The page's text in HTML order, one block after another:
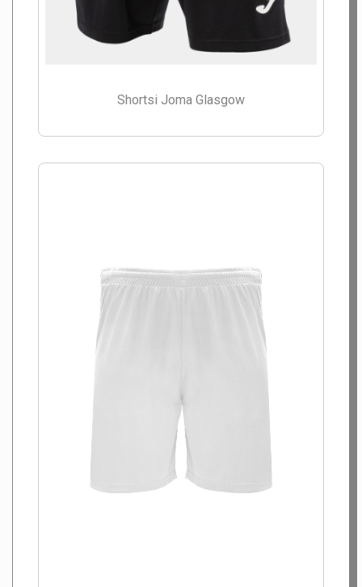
Shortsi Joma Glasgow